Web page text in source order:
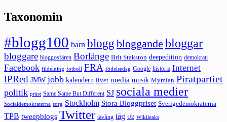
Taxonomin
#blogg100 barn blogg bloggande bloggar
bloggare bloggosfären Borlänge Brit Stakston deepedition demokrati
Facebook fildelning fotboll FRA födelsedag Google historia Internet
IPRed JMW jobb kalendern livet media musik Mymlan Piratpartiet
politik präst Same Same But Different SJ sociala medier
Socialdemokraterna sorg Stockholm Stora Bloggpriset Sverigedemokraterna
TPB tweepblogs Twitter tävling tåg U2 Wikileaks